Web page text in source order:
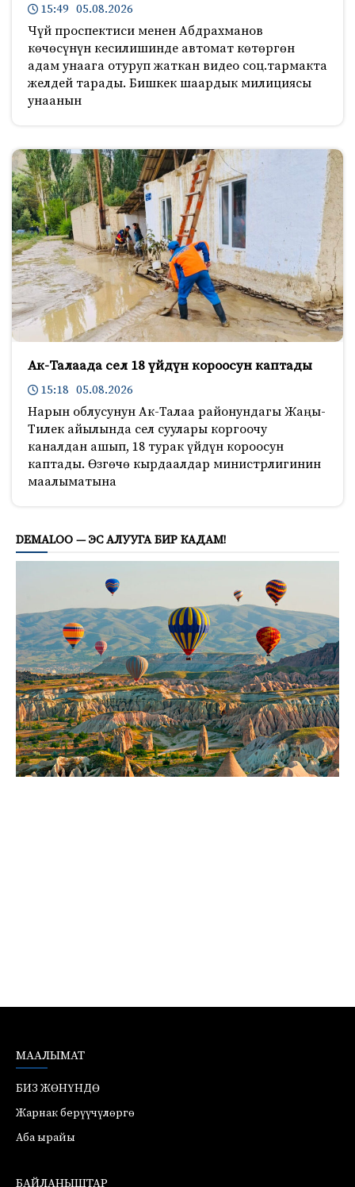
15:49 05.08.2026
Чүй проспектиси менен Абдрахманов
көчөсүнүн кесилишинде автомат көтөргөн
адам унаага отуруп жаткан видео соц.тармакта
желдей тарады. Бишкек шаардык милициясы
унаанын
Ак-Талаада сел 18 үйдүн короосун каптады
15:18 05.08.2026
Нарын облусунун Ак-Талаа районундагы Жаңы-
Тилек айылында сел суулары коргоочу
каналдан ашып, 18 турак үйдүн короосун
каптады. Өзгөчө кырдаалдар министрлигинин
маалыматына
DEMALOO — ЭС АЛУУГА БИР КАДАМ!
МААЛЫМАТ
БИЗ ЖӨНҮНДӨ
Жарнак берүүчүлөргө
Аба ырайы
БАЙЛАНЫШТАР